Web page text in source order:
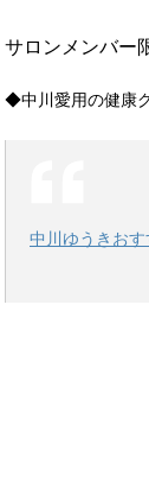
サロンメンバー
◆中川愛用の健康
中川ゆうきお